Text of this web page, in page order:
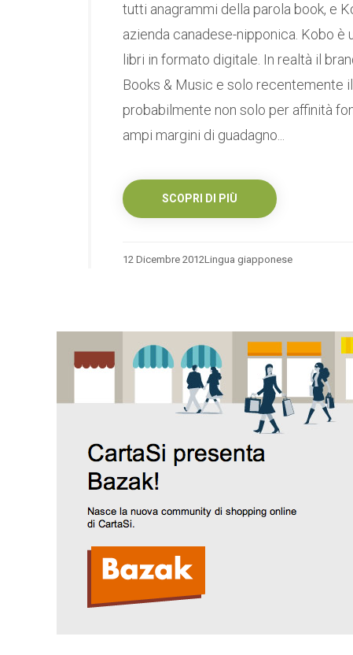
tutti anagrammi della parola book, e
azienda canadese-nipponica. Kobo
libri in formato digitale. In realtà il
Books & Music e solo recentemente
probabilmente non solo per affinità
ampi margini di guadagno...
SCOPRI DI PIÙ
12 Dicembre 2012Lingua giapponese